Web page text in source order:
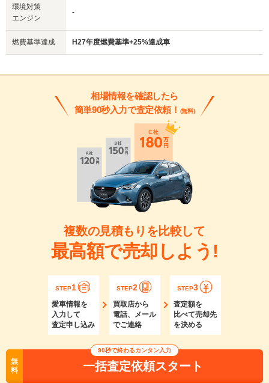
環境対策
エンジン
-
燃費基準達成 H27年度燃費基準+25%達成車
相場情報を確認したら
簡単90秒入力で査定依頼！ (無料)
複数の見積もりを比較して
最高額で売却しよう!
STEP1
愛車情報を
入力して
査定申し込み
STEP2
買取店から
電話、メール
でご連絡
STEP3
査定額を
比べて売却先
を決める
無
料
90秒で終わるカンタン入力
一括査定依頼スタート